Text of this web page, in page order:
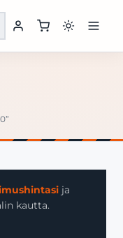
ja
kautta.